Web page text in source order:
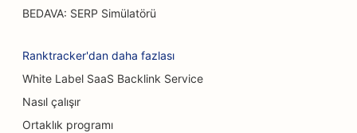
Günlük Yemek Restoranları için SEO
Halı ve Döşeme Mağazaları için SEO
Araba Yıkamaları için SEO
BEDAVA: SERP Simülatörü
Ranktracker'dan daha fazlası
White Label SaaS Backlink Service
Nasıl çalışır
Ortaklık programı